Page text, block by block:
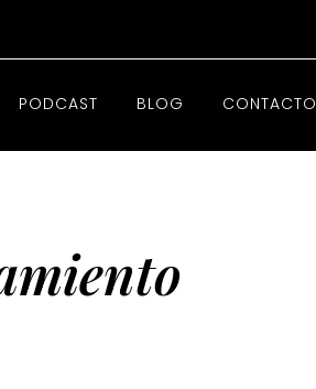
PODCAST BLOG CONTACTO